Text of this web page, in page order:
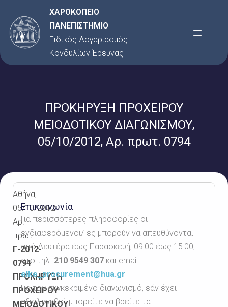
στο
περιεχόμενο
ΧΑΡΟΚΟΠΕΙΟ
ΠΑΝΕΠΙΣΤΗΜΙΟ
Ειδικός Λογαριασμός
Κονδυλίων Έρευνας
Menu
ΠΡΟΚΗΡΥΞΗ ΠΡΟΧΕΙΡΟΥ
ΜΕΙΟΔΟΤΙΚΟΥ ΔΙΑΓΩΝΙΣΜΟΥ,
05/10/2012, Αρ. πρωτ. 0794
Αθήνα,
05/10/2012
Αρ.
πρωτ.:
Γ-2012-
0794
ΠΡΟΚΗΡΥΞΗ
ΠΡΟΧΕΙΡΟΥ
ΜΕΙΟΔΟΤΙΚΟΥ
Επικοινωνία
Για περισσότερες πληροφορίες οι
ενδιαφερόμενοι/-ες μπορούν να απευθύνονται
από Δευτέρα έως Παρασκευή, 09:00 έως 15:00,
στο τηλ. 210 9549 307 και email:
elke_procurement@hua.gr
Για τον συγκεκριμένο διαγωνισμό, εάν έχει
αξιολογηθεί, μπορείτε να βρείτε τα